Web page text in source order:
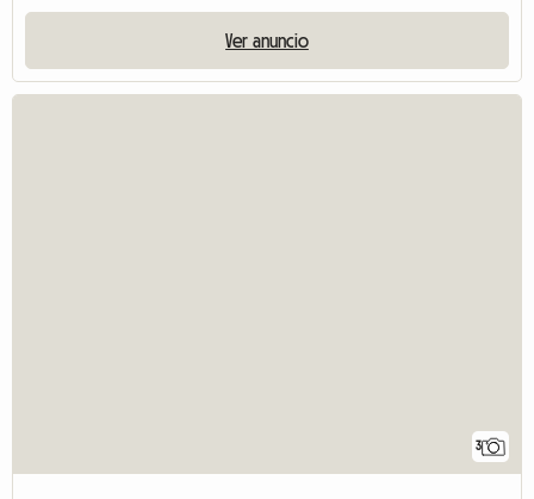
Ver anuncio
3